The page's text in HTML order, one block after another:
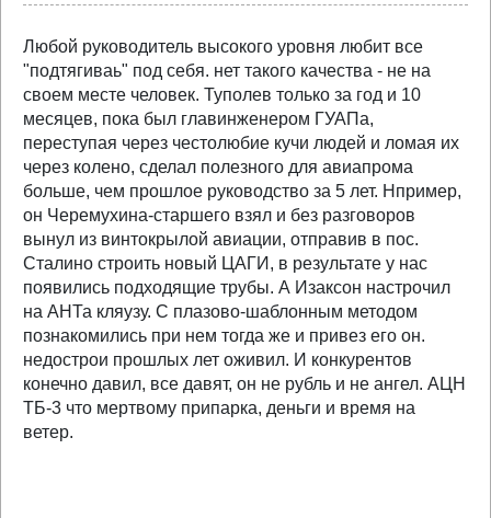
Любой руководитель высокого уровня любит все
"подтягиваь" под себя. нет такого качества - не на
своем месте человек. Туполев только за год и 10
месяцев, пока был главинженером ГУАПа,
переступая через честолюбие кучи людей и ломая их
через колено, сделал полезного для авиапрома
больше, чем прошлое руководство за 5 лет. Нпример,
он Черемухина-старшего взял и без разговоров
вынул из винтокрылой авиации, отправив в пос.
Сталино строить новый ЦАГИ, в результате у нас
появились подходящие трубы. А Изаксон настрочил
на АНТа кляузу. С плазово-шаблонным методом
познакомились при нем тогда же и привез его он.
недострои прошлых лет оживил. И конкурентов
конечно давил, все давят, он не рубль и не ангел. АЦН
ТБ-3 что мертвому припарка, деньги и время на
ветер.